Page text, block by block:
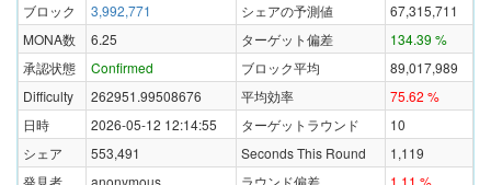
ブロック
3,992,771 シェアの予測値
67,315,711
MONA数
6.25 ターゲット偏差
134.39 %
承認状態
Confirmed ブロック平均
89,017,989
Difficulty
262951.99508676 平均効率
75.62 %
日時
2026-05-12 12:14:55 ターゲットラウンド
10
シェア
553,491 Seconds This Round
1,119
発見者
anonymous ラウンド偏差 1.11 %